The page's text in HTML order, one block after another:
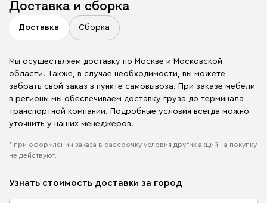
Доставка и сборка
Доставка Сборка
Мы осуществляем доставку по Москве и Московской
области. Также, в случае необходимости, вы можете
забрать свой заказ в пункте самовывоза. При заказе мебели
в регионы мы обеспечиваем доставку груза до терминала
транспортной компании. Подробные условия всегда можно
уточнить у наших менеджеров.
* при оформлении заказа в рассрочку условия других акций на покупку
не действуют.
Узнать стоимость доставки за город